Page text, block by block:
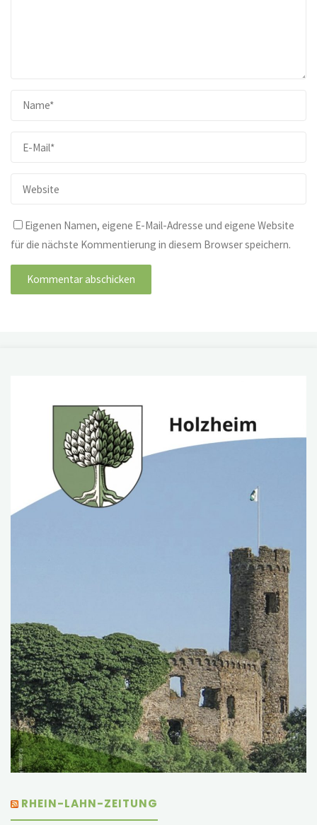
Eigenen Namen, eigene E-Mail-Adresse und eigene Website
für die nächste Kommentierung in diesem Browser speichern.
RHEIN-LAHN-ZEITUNG